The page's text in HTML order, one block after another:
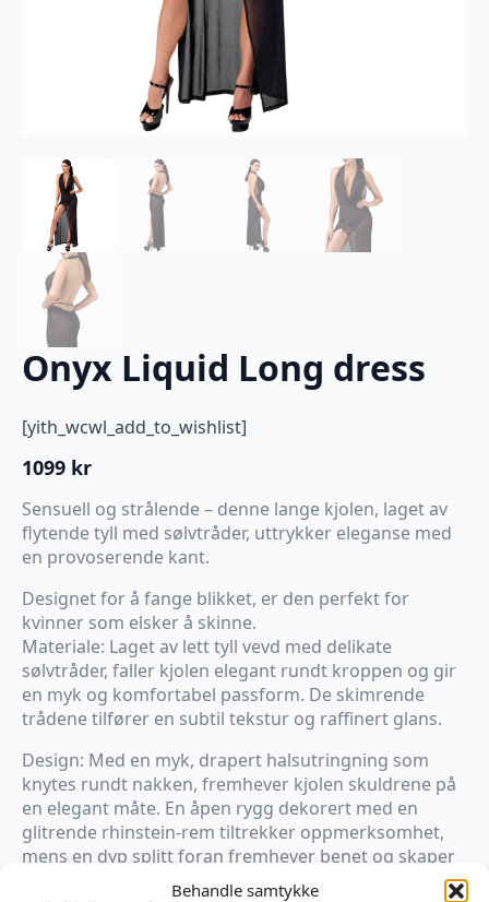
Behandle samtykke
Onyx Liquid Long dress
[yith_wcwl_add_to_wishlist]
1099 kr
Sensuell og strålende – denne lange kjolen, laget av
flytende tyll med sølvtråder, uttrykker eleganse med
en provoserende kant.
Designet for å fange blikket, er den perfekt for
kvinner som elsker å skinne.
Materiale: Laget av lett tyll vevd med delikate
sølvtråder, faller kjolen elegant rundt kroppen og gir
en myk og komfortabel passform. De skimrende
trådene tilfører en subtil tekstur og raffinert glans.
Design: Med en myk, drapert halsutringning som
knytes rundt nakken, fremhever kjolen skuldrene på
en elegant måte. En åpen rygg dekorert med en
glitrende rhinstein-rem tiltrekker oppmerksomhet,
mens en dyp splitt foran fremhever benet og skaper
en slående, flytende silhuett.